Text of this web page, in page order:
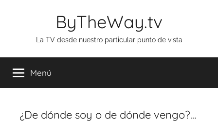
ByTheWay.tv
La TV desde nuestro particular punto de vista
Menú
¿De dónde soy o de dónde vengo?…